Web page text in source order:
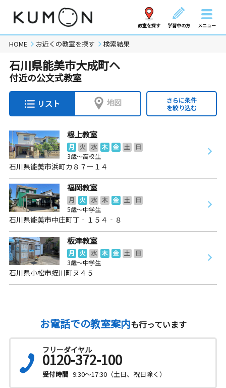
教室を探す 学習中の方 メニュー
HOME お近くの教室を探す 検索結果
石川県能美市大成町ヘ
付近の公文式教室
リスト 地図
さらに条件
を絞り込む
根上教室
月 火 水 木 金 土
日
3歳～高校生
石川県能美市浜町カ８７ー１４
福岡教室
月 火 水 木 金 土
日
5歳～中学生
石川県能美市中庄町丁‐１５４‐８
板津教室
月 火 水 木 金 土
日
3歳～中学生
石川県小松市蛭川町ヌ４５
お電話での教室案内も行っています
フリーダイヤル
0120-372-100
受付時間 9:30～17:30（土日、祝日除く）